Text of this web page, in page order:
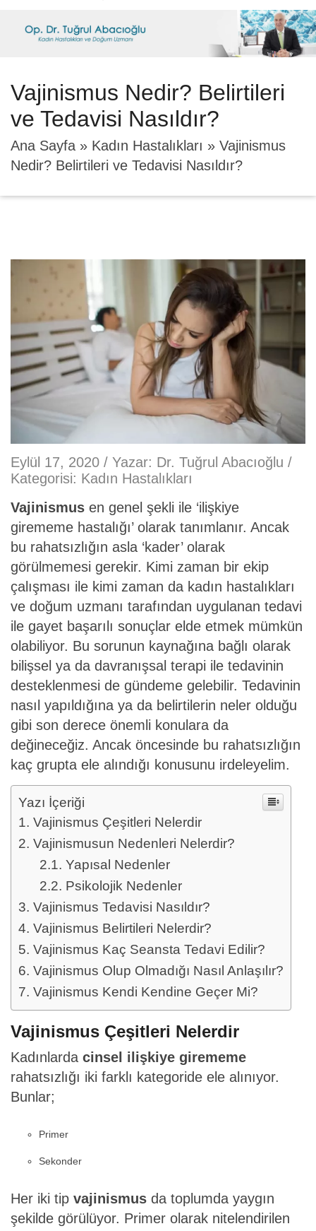
Vajinismus Nedir? Belirtileri
ve Tedavisi Nasıldır?
Ana Sayfa » Kadın Hastalıkları » Vajinismus
Nedir? Belirtileri ve Tedavisi Nasıldır?
Eylül 17, 2020 / Yazar: Dr. Tuğrul Abacıoğlu /
Kategorisi: Kadın Hastalıkları
Vajinismus en genel şekli ile ‘ilişkiye
girememe hastalığı’ olarak tanımlanır. Ancak
bu rahatsızlığın asla ‘kader’ olarak
görülmemesi gerekir. Kimi zaman bir ekip
çalışması ile kimi zaman da kadın hastalıkları
ve doğum uzmanı tarafından uygulanan tedavi
ile gayet başarılı sonuçlar elde etmek mümkün
olabiliyor. Bu sorunun kaynağına bağlı olarak
bilişsel ya da davranışsal terapi ile tedavinin
desteklenmesi de gündeme gelebilir. Tedavinin
nasıl yapıldığına ya da belirtilerin neler olduğu
gibi son derece önemli konulara da
değineceğiz. Ancak öncesinde bu rahatsızlığın
kaç grupta ele alındığı konusunu irdeleyelim.
Yazı İçeriği
Vajinismus Çeşitleri Nelerdir
Vajinismusun Nedenleri Nelerdir?
Yapısal Nedenler
Psikolojik Nedenler
Vajinismus Tedavisi Nasıldır?
Vajinismus Belirtileri Nelerdir?
Vajinismus Kaç Seansta Tedavi Edilir?
Vajinismus Olup Olmadığı Nasıl Anlaşılır?
Vajinismus Kendi Kendine Geçer Mi?
Vajinismus Çeşitleri Nelerdir
Kadınlarda cinsel ilişkiye girememe
rahatsızlığı iki farklı kategoride ele alınıyor.
Bunlar;
Primer
Sekonder
Her iki tip vajinismus da toplumda yaygın
şekilde görülüyor. Primer olarak nitelendirilen